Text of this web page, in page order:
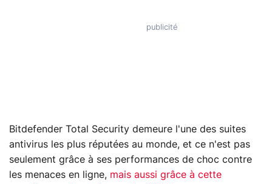
Bitdefender Total Security demeure l'une des suites
antivirus les plus réputées au monde, et ce n'est pas
seulement grâce à ses performances de choc contre
les menaces en ligne, mais aussi grâce à cette